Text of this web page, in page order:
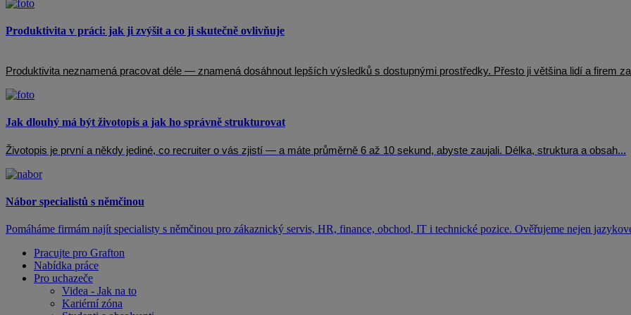
Produktivita v práci: jak ji zvýšit a co ji skutečně ovlivňuje
Produktivita neznamená pracovat déle — znamená dosáhnout lepších výsledků s dostupnými prostředky. Přesto ji většina lidí a firem
Jak dlouhý má být životopis a jak ho správně strukturovat
Životopis je první a někdy jediné, co recruiter o vás zjistí — a máte průměrně 6 až 10 sekund, abyste zaujali. Délka, struktura a obsah...
Nábor specialistů s němčinou
Pomáháme firmám najít specialisty s němčinou pro zákaznický servis, HR, finance, obchod, IT i technické pozice. Ověřujeme nejen
Pracujte pro Grafton
Nabídka práce
Pro uchazeče
Videa - Jak na to
Kariérní zóna